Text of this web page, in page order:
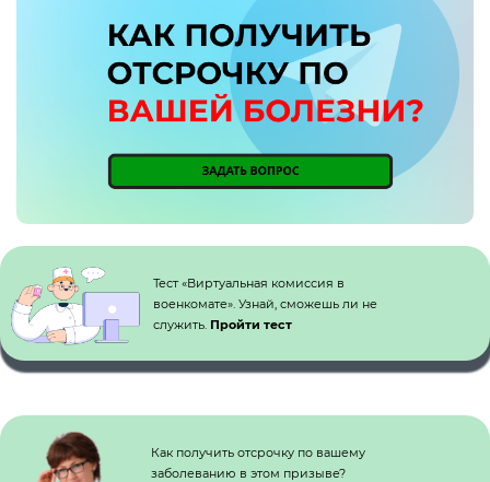
Тест «Виртуальная комиссия в
военкомате». Узнай, сможешь ли не
служить. Пройти тест
Как получить отсрочку по вашему
заболеванию в этом призыве?